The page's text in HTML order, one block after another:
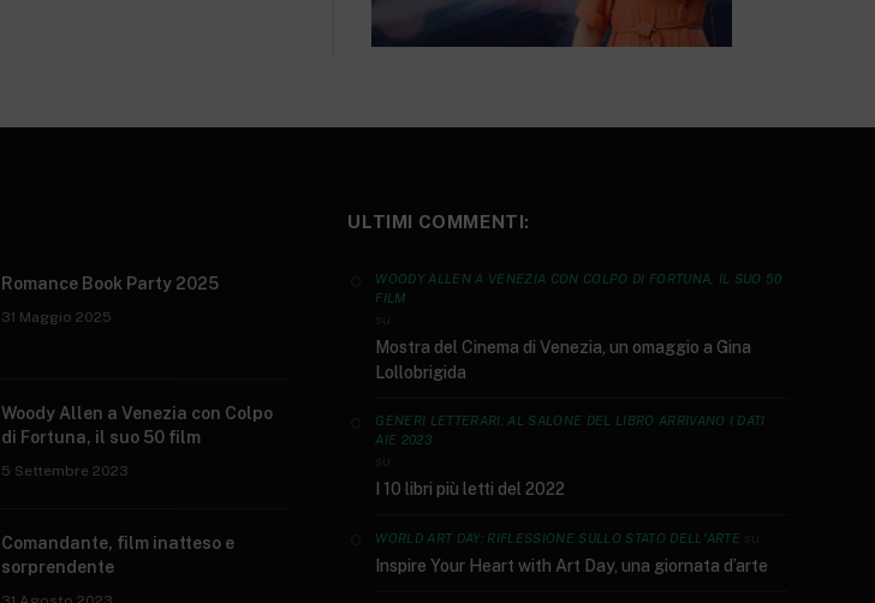
Romance Book Party 2025
31 Maggio 2025
Woody Allen a Venezia con Colpo
di Fortuna, il suo 50 film
5 Settembre 2023
Comandante, film inatteso e
sorprendente
ULTIMI COMMENTI:
WOODY ALLEN A VENEZIA CON COLPO DI FORTUNA, IL SUO 50
FILM
Mostra del Cinema di Venezia, un omaggio a Gina
Lollobrigida
GENERI LETTERARI: AL SALONE DEL LIBRO ARRIVANO I DATI
AIE 2023
I 10 libri più letti del 2022
WORLD ART DAY: RIFLESSIONE SULLO STATO DELL'ARTE
Inspire Your Heart with Art Day, una giornata d’arte